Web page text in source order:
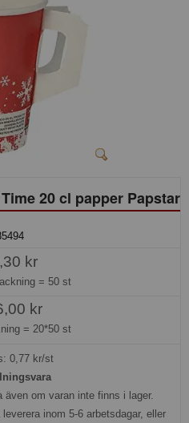
20 cl papper Papstar
kr
= 50 st
kr
= 20*50 st
0,77 kr/st
även om varan inte finns i lager.
inom 5-6 arbetsdagar, eller